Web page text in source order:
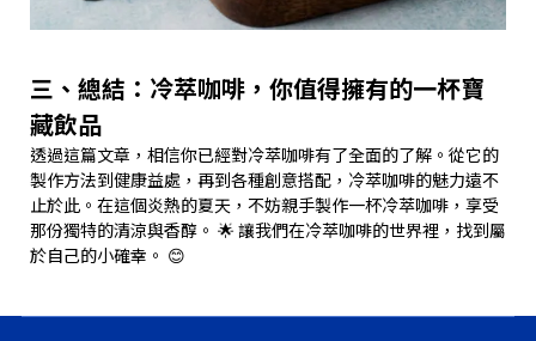
三、總結：冷萃咖啡，你值得擁有的一杯寶
藏飲品
透過這篇文章，相信你已經對冷萃咖啡有了全面的了解。從它的
製作方法到健康益處，再到各種創意搭配，冷萃咖啡的魅力遠不
止於此。在這個炎熱的夏天，不妨親手製作一杯冷萃咖啡，享受
那份獨特的清涼與香醇。 🌟 讓我們在冷萃咖啡的世界裡，找到屬
於自己的小確幸。 😊